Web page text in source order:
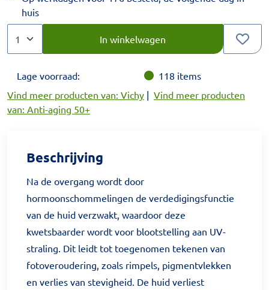
huis
In winkelwagen
Lage voorraad: 118 items
Vind meer producten van: Vichy | Vind meer producten
van: Anti-aging 50+
Beschrijving
Na de overgang wordt door
hormoonschommelingen de verdedigingsfunctie
van de huid verzwakt, waardoor deze
kwetsbaarder wordt voor blootstelling aan UV-
straling. Dit leidt tot toegenomen tekenen van
fotoveroudering, zoals rimpels, pigmentvlekken
en verlies van stevigheid. De huid verliest